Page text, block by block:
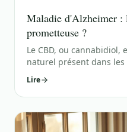
Maladie d'Alzheimer :
prometteuse ?
Le CBD, ou cannabidiol,
naturel présent dans
propriétés
gens se tournent vers
de troubles, y compris
chronique et les troubles
Lire